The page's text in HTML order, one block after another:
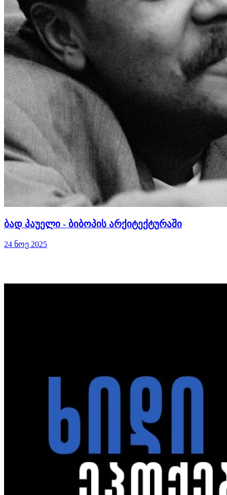
ბად პაუელი - ბიბოპის არქიტექტურაში
24 ნოე 2025